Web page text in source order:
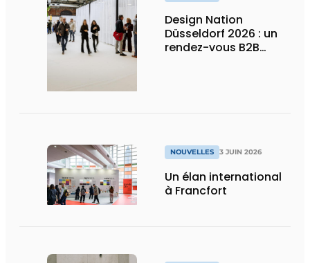
Design Nation
Düsseldorf 2026 : un
rendez-vous B2B
NOUVELLES 3 JUIN 2026
Un élan international
à Francfort